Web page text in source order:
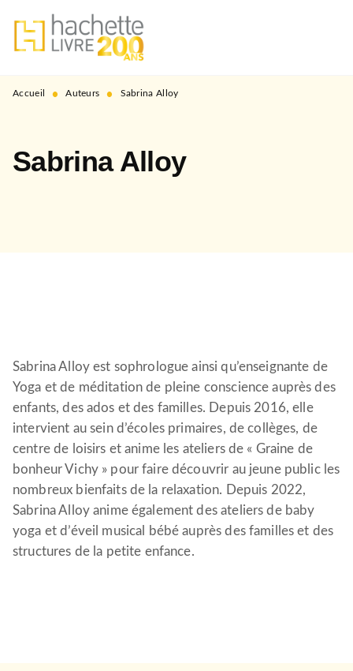
MENU RECHERCHE
PIED DE PAGE
Accueil • Auteurs • Sabrina Alloy
Sabrina Alloy
Sabrina Alloy est sophrologue ainsi qu’enseignante de
Yoga et de méditation de pleine conscience auprès des
enfants, des ados et des familles. Depuis 2016, elle
intervient au sein d’écoles primaires, de collèges, de
centre de loisirs et anime les ateliers de « Graine de
bonheur Vichy » pour faire découvrir au jeune public les
nombreux bienfaits de la relaxation. Depuis 2022,
Sabrina Alloy anime également des ateliers de baby
yoga et d’éveil musical bébé auprès des familles et des
structures de la petite enfance.